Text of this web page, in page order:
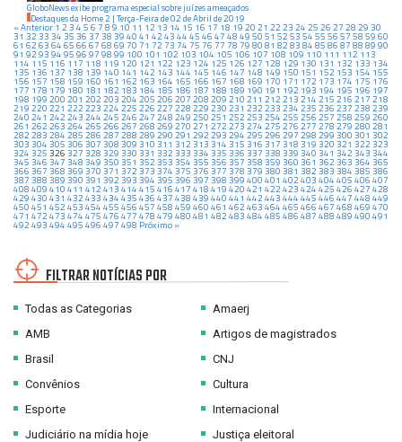
GloboNews exibe programa especial sobre juízes ameaçados
Destaques da Home 2 | Terça-Feirade02 deAbril de2019
« Anterior 1 2 3 4 5 6 7 8 9 10 11 12 13 14 15 16 17 18 19 20 21 22 23 24 25 26 27 28 29 30
31 32 33 34 35 36 37 38 39 40 41 42 43 44 45 46 47 48 49 50 51 52 53 54 55 56 57 58 59 60
61 62 63 64 65 66 67 68 69 70 71 72 73 74 75 76 77 78 79 80 81 82 83 84 85 86 87 88 89 90
91 92 93 94 95 96 97 98 99 100 101 102 103 104 105 106 107 108 109 110 111 112 113
114 115 116 117 118 119 120 121 122 123 124 125 126 127 128 129 130 131 132 133 134
135 136 137 138 139 140 141 142 143 144 145 146 147 148 149 150 151 152 153 154 155
156 157 158 159 160 161 162 163 164 165 166 167 168 169 170 171 172 173 174 175 176
177 178 179 180 181 182 183 184 185 186 187 188 189 190 191 192 193 194 195 196 197
198 199 200 201 202 203 204 205 206 207 208 209 210 211 212 213 214 215 216 217 218
219 220 221 222 223 224 225 226 227 228 229 230 231 232 233 234 235 236 237 238 239
240 241 242 243 244 245 246 247 248 249 250 251 252 253 254 255 256 257 258 259 260
261 262 263 264 265 266 267 268 269 270 271 272 273 274 275 276 277 278 279 280 281
282 283 284 285 286 287 288 289 290 291 292 293 294 295 296 297 298 299 300 301 302
303 304 305 306 307 308 309 310 311 312 313 314 315 316 317 318 319 320 321 322 323
324 325 326 327 328 329 330 331 332 333 334 335 336 337 338 339 340 341 342 343 344
345 346 347 348 349 350 351 352 353 354 355 356 357 358 359 360 361 362 363 364 365
366 367 368 369 370 371 372 373 374 375 376 377 378 379 380 381 382 383 384 385 386
387 388 389 390 391 392 393 394 395 396 397 398 399 400 401 402 403 404 405 406 407
408 409 410 411 412 413 414 415 416 417 418 419 420 421 422 423 424 425 426 427 428
429 430 431 432 433 434 435 436 437 438 439 440 441 442 443 444 445 446 447 448 449
450 451 452 453 454 455 456 457 458 459 460 461 462 463 464 465 466 467 468 469 470
471 472 473 474 475 476 477 478 479 480 481 482 483 484 485 486 487 488 489 490 491
492 493 494 495 496 497 498 Próximo »
FILTRAR NOTÍCIAS POR
Todas as Categorias
AMB
Brasil
Convênios
Esporte
Judiciário na mídia hoje
Amaerj
Artigos de magistrados
CNJ
Cultura
Internacional
Justiça eleitoral